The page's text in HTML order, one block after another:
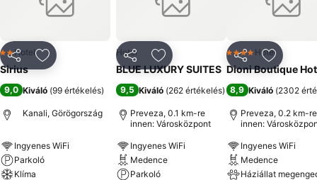
MegosztásHozzáadás a kedvencekhez
2 Kategória
Hotel
Sirius
9,0 Kiváló (99 értékelés)
Kanali, Görögország
Ingyenes WiFi
Parkoló
Klíma
MegosztásHozzáadás a kedvencekhez
Hotel
BLUE LUXURY SUITES
9,5 Kiváló (262 értékelés)
Preveza, 0.1 km-re
innen: Városközpont
Ingyenes WiFi
Medence
Parkoló
Megosztás
4 Kategória
Hotel
Dioni Boutique
8,9 Kiváló (2302
Preveza, 0.2 km-re
innen:
Ingyenes WiFi
Medence
Háziállat